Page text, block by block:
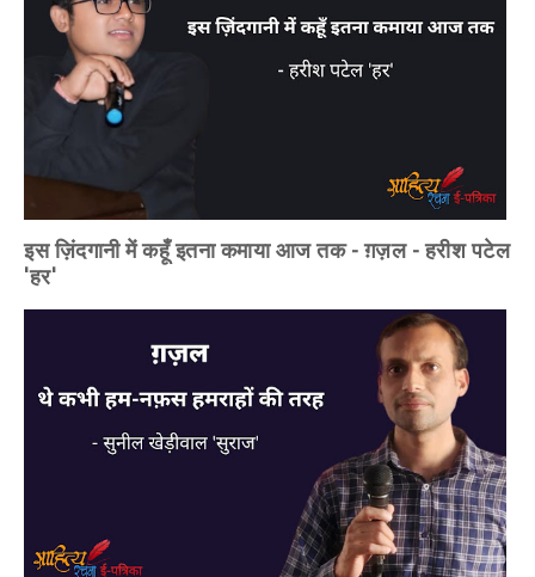
इस ज़िंदगानी में कहूँ इतना कमाया आज तक - ग़ज़ल - हरीश पटेल
'हर'